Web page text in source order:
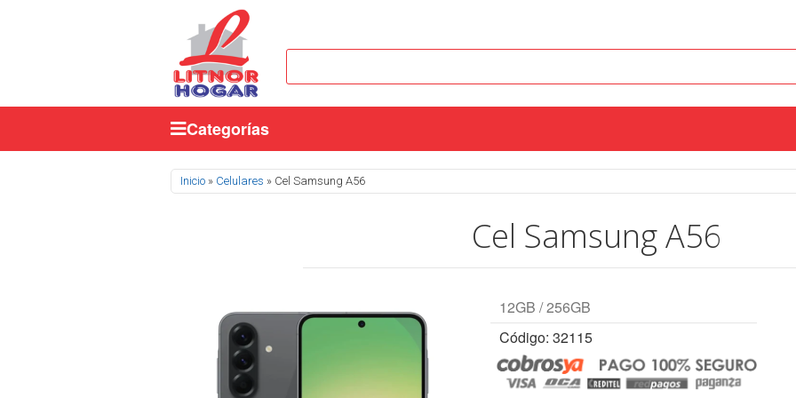
Categorías
Se encuentra usted aquí
Inicio » Celulares » Cel Samsung A56
Cel Samsung A56
12GB / 256GB
Código: 32115